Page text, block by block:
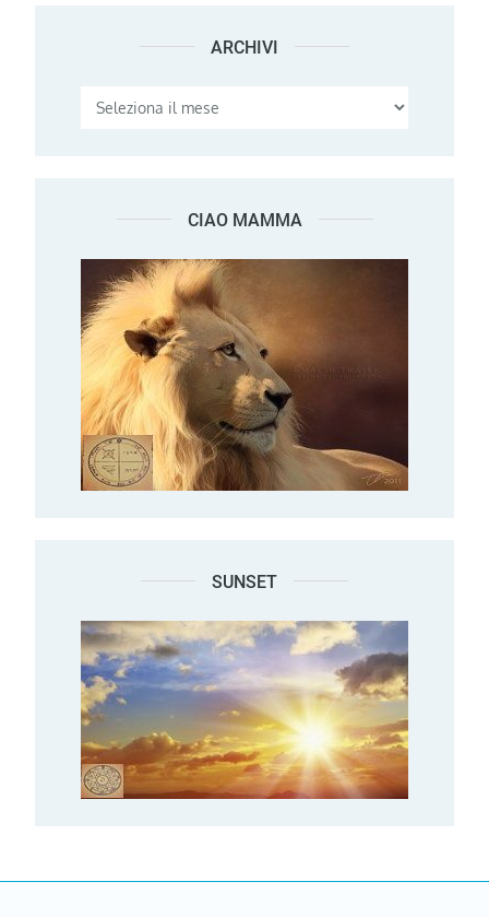
ARCHIVI Archivi
CIAO MAMMA
SUNSET